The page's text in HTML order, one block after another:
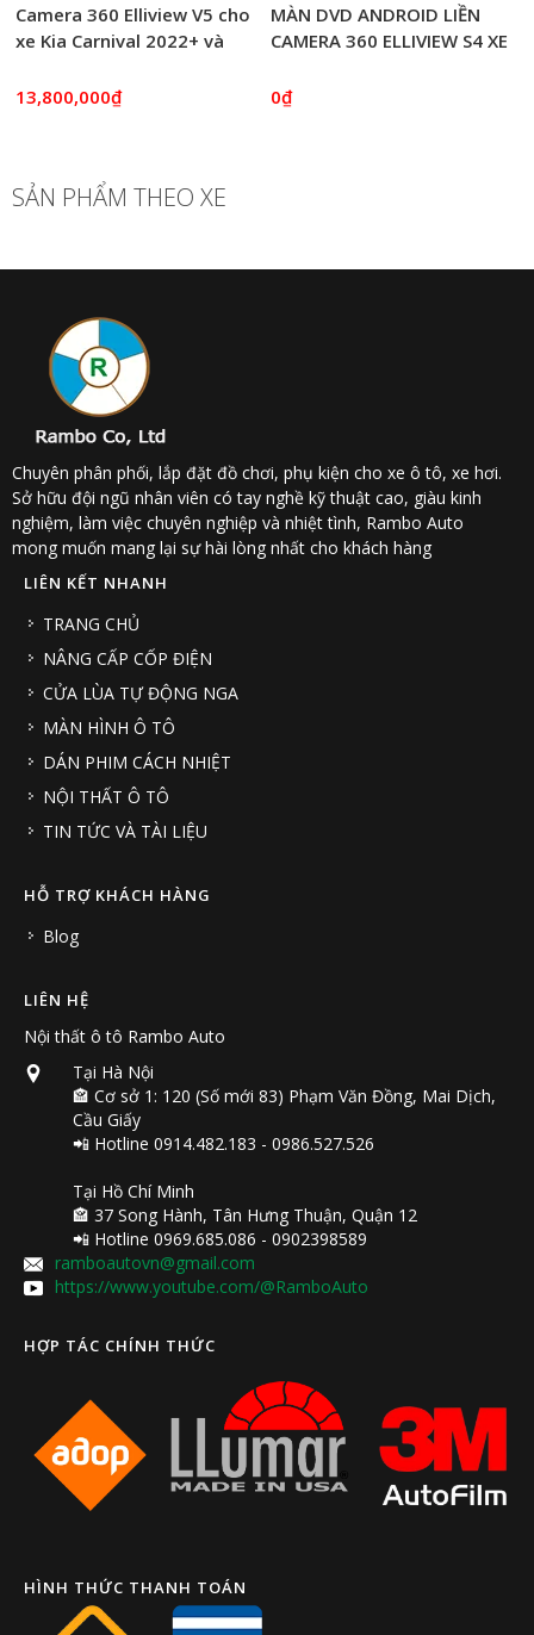
Camera 360 Elliview V5 cho
xe Kia Carnival 2022+ và
13,800,000₫
MÀN DVD ANDROID LIỀN
CAMERA 360 ELLIVIEW S4 XE
0₫
SẢN PHẨM THEO XE
Chuyên phân phối, lắp đặt đồ chơi, phụ kiện cho xe ô tô, xe hơi.
Sở hữu đội ngũ nhân viên có tay nghề kỹ thuật cao, giàu kinh
nghiệm, làm việc chuyên nghiệp và nhiệt tình, Rambo Auto
mong muốn mang lại sự hài lòng nhất cho khách hàng
LIÊN KẾT NHANH
TRANG CHỦ
NÂNG CẤP CỐP ĐIỆN
CỬA LÙA TỰ ĐỘNG NGA
MÀN HÌNH Ô TÔ
DÁN PHIM CÁCH NHIỆT
NỘI THẤT Ô TÔ
TIN TỨC VÀ TÀI LIỆU
HỖ TRỢ KHÁCH HÀNG
Blog
LIÊN HỆ
Nội thất ô tô Rambo Auto
Tại Hà Nội
🏤 Cơ sở 1: 120 (Số mới 83) Phạm Văn Đồng, Mai Dịch,
Cầu Giấy
📲 Hotline 0914.482.183 - 0986.527.526
Tại Hồ Chí Minh
🏤 37 Song Hành, Tân Hưng Thuận, Quận 12
📲 Hotline 0969.685.086 - 0902398589
ramboautovn@gmail.com
https://www.youtube.com/@RamboAuto
HỢP TÁC CHÍNH THỨC
HÌNH THỨC THANH TOÁN